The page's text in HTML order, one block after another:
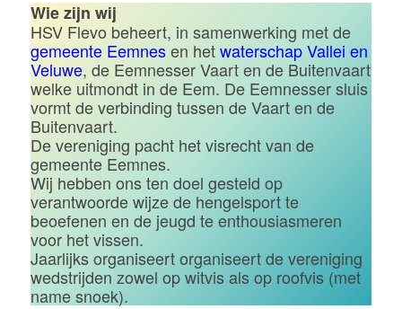
Wie zijn wij
HSV Flevo beheert, in samenwerking met de
gemeente Eemnesen hetwaterschap Vallei en
Veluwe, de Eemnesser Vaart en de Buitenvaart
welke uitmondt in de Eem. De Eemnesser sluis
vormt de verbinding tussen de Vaart en de
Buitenvaart.
De vereniging pacht het visrecht van de
gemeente Eemnes.
Wij hebben ons ten doel gesteld op
verantwoorde wijze de hengelsport te
beoefenen en de jeugd te enthousiasmeren
voor het vissen.
Jaarlijks organiseert organiseert de vereniging
wedstrijden zowel op witvis als op roofvis (met
name snoek).